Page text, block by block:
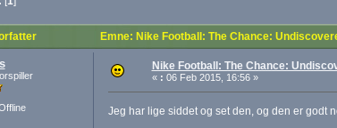
Emne: Nike Football: The Chance:
Nike Football: The Chance:
« : 06 Feb 2015, 16:56 »
Jeg har lige siddet og set den, og den er godt